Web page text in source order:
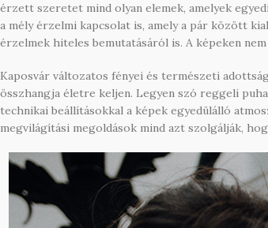
érzett szeretet mind olyan elemek, amelyek
a mély érzelmi kapcsolat is, amely a pár között
érzelmek hiteles bemutatásáról is. A képeken
Kaposvár változatos fényei és természeti
összhangja életre keljen. Legyen szó reggeli
technikai beállításokkal a képek egyedülálló
megvilágítási megoldások mind azt szolgálják,